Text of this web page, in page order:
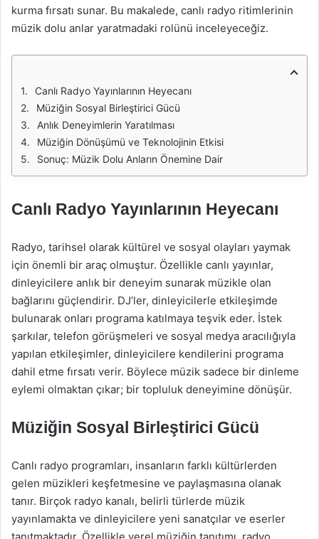
kurma fırsatı sunar. Bu makalede, canlı radyo ritimlerinin
müzik dolu anlar yaratmadaki rolünü inceleyeceğiz.
Canlı Radyo Yayınlarının Heyecanı
Müziğin Sosyal Birleştirici Gücü
Anlık Deneyimlerin Yaratılması
Müziğin Dönüşümü ve Teknolojinin Etkisi
Sonuç: Müzik Dolu Anların Önemine Dair
Canlı Radyo Yayınlarının Heyecanı
Radyo, tarihsel olarak kültürel ve sosyal olayları yaymak
için önemli bir araç olmuştur. Özellikle canlı yayınlar,
dinleyicilere anlık bir deneyim sunarak müzikle olan
bağlarını güçlendirir. DJ’ler, dinleyicilerle etkileşimde
bulunarak onları programa katılmaya teşvik eder. İstek
şarkılar, telefon görüşmeleri ve sosyal medya aracılığıyla
yapılan etkileşimler, dinleyicilere kendilerini programa
dahil etme fırsatı verir. Böylece müzik sadece bir dinleme
eylemi olmaktan çıkar; bir topluluk deneyimine dönüşür.
Müziğin Sosyal Birleştirici Gücü
Canlı radyo programları, insanların farklı kültürlerden
gelen müzikleri keşfetmesine ve paylaşmasına olanak
tanır. Birçok radyo kanalı, belirli türlerde müzik
yayınlamakta ve dinleyicilere yeni sanatçılar ve eserler